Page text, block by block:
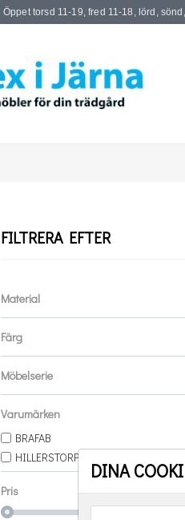
Öppet torsd 11-19, fred 11-18, lörd,
FILTRERA EFTER
Material
Färg
Möbelserie
Varumärken
BRAFAB
HILLERSTORP
Pris
DINA